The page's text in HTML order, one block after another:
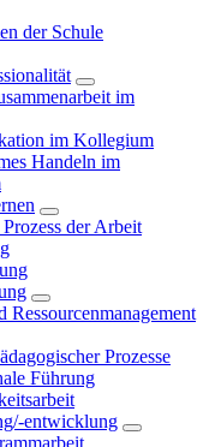
der Schule
im
im Kollegium
Handeln im
der Arbeit
Ressourcenmanagement
Prozesse
Führung
entwicklung